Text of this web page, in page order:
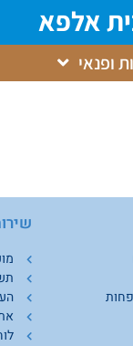
אלפא
ופנאי